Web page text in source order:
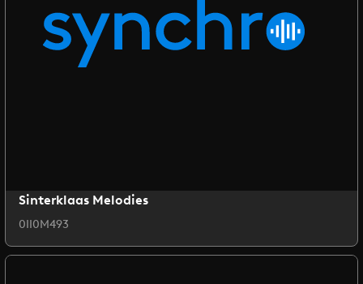
Sinterklaas Melodies
0II0M493